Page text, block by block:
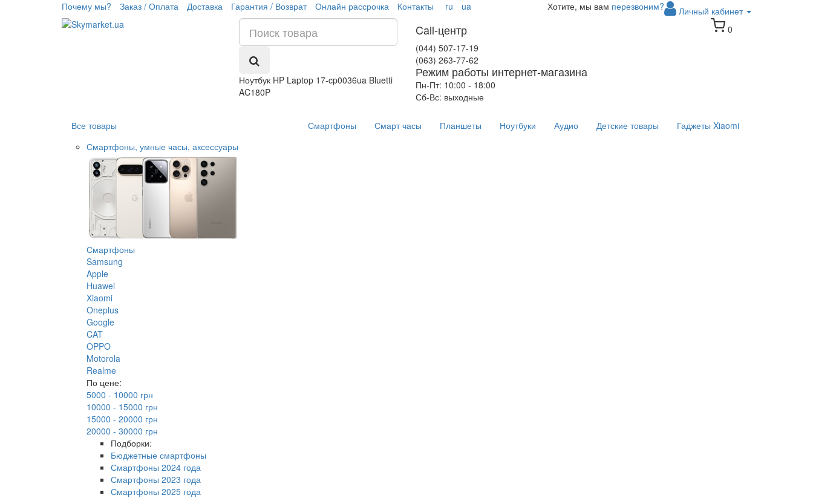
Почему мы? Заказ / Оплата Доставка Гарантия / Возврат Онлайн рассрочка Контакты ru ua Личный кабинет
Хотите, мы вам перезвоним?
Ноутбук HP Laptop 17-cp0036ua Bluetti
AC180P
Call-центр
(044) 507-17-19
(063) 263-77-62
Режим работы интернет-магазина
Пн-Пт: 10:00 - 18:00
Сб-Вс: выходные
0
Все товары
Смартфоны, умные часы, аксессуары
Смартфоны
Samsung
Apple
Huawei
Xiaomi
Oneplus
Google
CAT
OPPO
Motorola
Realme
По цене:
5000 - 10000 грн
10000 - 15000 грн
15000 - 20000 грн
20000 - 30000 грн
Подборки:
Бюджетные смартфоны
Смартфоны 2024 года
Смартфоны 2023 года
Смартфоны 2025 года
Смартфоны Смарт часы Планшеты Ноутбуки Аудио Детские товары Гаджеты Xiaomi